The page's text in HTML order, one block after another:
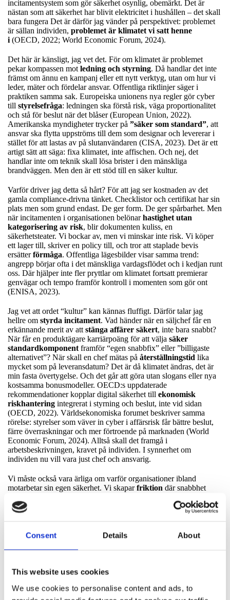
Consent Details About
This website uses cookies
We use cookies to personalise content and ads, to
incitamentsystem som gör säkerhet osynlig, obemärkt. Det är
nästan som att säkerhet har blivit elektricitet i hushållen – det skall
bara fungera Det är därför jag vänder på perspektivet: problemet
är sällan individen, problemet är klimatet vi satt henne
i (OECD, 2022; World Economic Forum, 2024).
Det här är känsligt, jag vet det. För om klimatet är problemet
pekar kompassen mot ledning och styrning. Då handlar det inte
främst om ännu en kampanj eller ett nytt verktyg, utan om hur vi
leder, mäter och fördelar ansvar. Offentliga riktlinjer säger i
praktiken samma sak. Europeiska unionens nya regler gör cyber
till styrelsefråga: ledningen ska förstå risk, väga proportionalitet
och stå för beslut när det blåser (European Union, 2022).
Amerikanska myndigheter trycker på ”säker som standard”, att
ansvar ska flytta uppströms till dem som designar och levererar i
stället för att lastas av på slutanvändaren (CISA, 2023). Det är ett
artigt sätt att säga: fixa klimatet, inte affischen. Och nej, det
handlar inte om teknik skall lösa brister i den mänskliga
brandväggen. Men den är ett stöd till en säker kultur.
Varför driver jag detta så hårt? För att jag ser kostnaden av det
gamla compliance-drivna tänket. Checklistor och certifikat har sin
plats men som grund endast. De ger form. De ger spårbarhet. Men
när incitamenten i organisationen belönarhastighet utan
kategorisering av risk, blir dokumenten kuliss, en
säkerhetsteater. Vi bockar av, men vi minskar inte risk. Vi köper
ett lager till, skriver en policy till, och tror att staplade bevis
ersätterförmåga. Offentliga lägesbilder visar samma trend:
angrepp börjar ofta i det mänskliga vardagsflödet och i kedjan runt
oss. Där hjälper inte fler pryttlar om klimatet fortsatt premierar
genvägar och tempo framför kontroll i momenten som gör ont
(ENISA, 2023).
Jag vet att ordet “kultur” kan kännas fluffigt. Därför talar jag
hellre om styrda incitament. Vad händer när en säljchef får en
erkännande merit av att stänga affärer säkert, inte bara snabbt?
När får en produktägare karriärpoäng för att välja säker
standardkomponent framför “egen snabbfix” eller ”billigaste
alternativet”? När skall en chef mätas på återställningstid lika
mycket som på leveransdatum? Det är då klimatet ändras, det är
min fasta övertygelse. Och det går att göra utan slogans eller nya
kostsamma bonusmodeller. OECD:s uppdaterade
rekommendationer kopplar digital säkerhet till ekonomisk
riskhantering integrerat i styrning och beslut, inte vid sidan
(OECD, 2022). Världsekonomiska forumet beskriver samma
rörelse: styrelser som väver in cyber i affärsrisk får bättre beslut,
färre överraskningar och mer förtroende på marknaden (World
Economic Forum, 2024). Alltså skall det framgå i
arbetsbeskrivningen, kravet på individen. I synnerhet om
individen nu vill vara just chef och ansvarig.
Vi måste också vara ärliga om varför organisationer ibland
motarbetar sin egen säkerhet. Vi skaparfriktion där snabbhet
omsättningen negativt i den miljön. Vi skapar
beroendendär
ingen äger hela risken. Vi skapar
med otaliga
och processer som omöjliggör upptäckt i tid och inte bidrar på
återställningsförmåga. Det här är inte en moral- och etikfråga. Det
delar data, delar ansvar och delar mål, förändras spelet. Det är
Säkerhet ska finnasföremarknaden, inte köpas till i efterhand